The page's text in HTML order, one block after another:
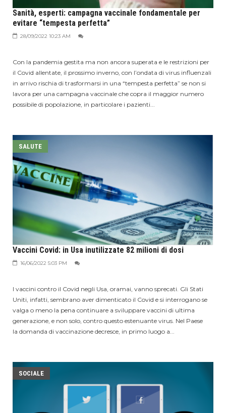
Sanità, esperti: campagna vaccinale fondamentale per
evitare “tempesta perfetta”
28/09/2022 10:23 AM
Con la pandemia gestita ma non ancora superata e le restrizioni per
il Covid allentate, il prossimo inverno, con l’ondata di virus influenzali
in arrivo rischia di trasformarsi in una “tempesta perfetta” se non si
lavora per una campagna vaccinale che copra il maggior numero
possibile di popolazione, in particolare i pazienti...
SALUTE
Vaccini Covid: in Usa inutilizzate 82 milioni di dosi
16/06/2022 5:03 PM
I vaccini contro il Covid negli Usa, oramai, vanno sprecati. Gli Stati
Uniti, infatti, sembrano aver dimenticato il Covid e si interrogano se
valga o meno la pena continuare a sviluppare vaccini di ultima
generazione, e non solo, contro questo estenuante virus. Nel Paese
la domanda di vaccinazione decresce, in primo luogo a...
SOCIALE